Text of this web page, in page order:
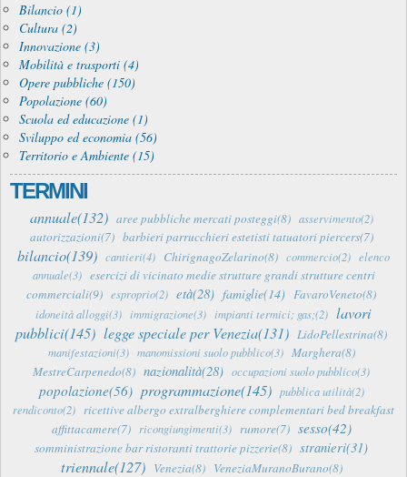
Bilancio (1)
Cultura (2)
Innovazione (3)
Mobilità e trasporti (4)
Opere pubbliche (150)
Popolazione (60)
Scuola ed educazione (1)
Sviluppo ed economia (56)
Territorio e Ambiente (15)
TERMINI
annuale(132) aree pubbliche mercati posteggi(8) asservimento(2)
autorizzazioni(7) barbieri parrucchieri estetisti tatuatori piercers(7)
bilancio(139) cantieri(4) ChirignagoZelarino(8) commercio(2) elenco
annuale(3) esercizi di vicinato medie strutture grandi strutture centri
commerciali(9) esproprio(2) età(28) famiglie(14) FavaroVeneto(8)
idoneità alloggi(3) immigrazione(3) impianti termici; gas;(2) lavori
pubblici(145) legge speciale per Venezia(131) LidoPellestrina(8)
manifestazioni(3) manomissioni suolo pubblico(3) Marghera(8)
MestreCarpenedo(8) nazionalità(28) occupazioni suolo pubblico(3)
popolazione(56) programmazione(145) pubblica utilità(2)
rendiconto(2) ricettive albergo extralberghiere complementari bed breakfast
affittacamere(7)
ricongiungimenti(3) rumore(7) sesso(42)
somministrazione bar ristoranti trattorie pizzerie(8) stranieri(31)
triennale(127) Venezia(8) VeneziaMuranoBurano(8)